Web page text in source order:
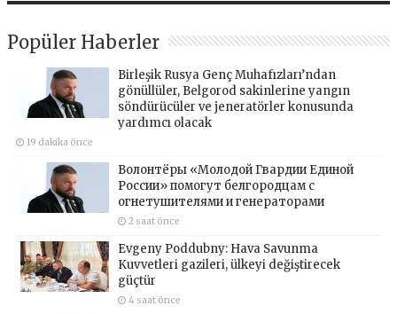
Popüler Haberler
Birleşik Rusya Genç Muhafızları’ndan
gönüllüler, Belgorod sakinlerine yangın
söndürücüler ve jeneratörler konusunda
yardımcı olacak
19 dakika önce
Волонтёры «Молодой Гвардии Единой
России» помогут белгородцам с
огнетушителями и генераторами
2 saat önce
Evgeny Poddubny: Hava Savunma
Kuvvetleri gazileri, ülkeyi değiştirecek
güçtür
4 saat önce